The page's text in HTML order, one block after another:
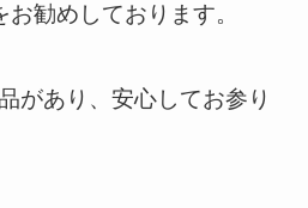
勧めしております。
があり、安心してお参り